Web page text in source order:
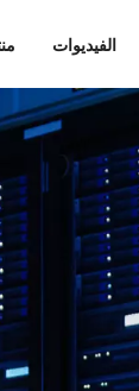
الفيديوات